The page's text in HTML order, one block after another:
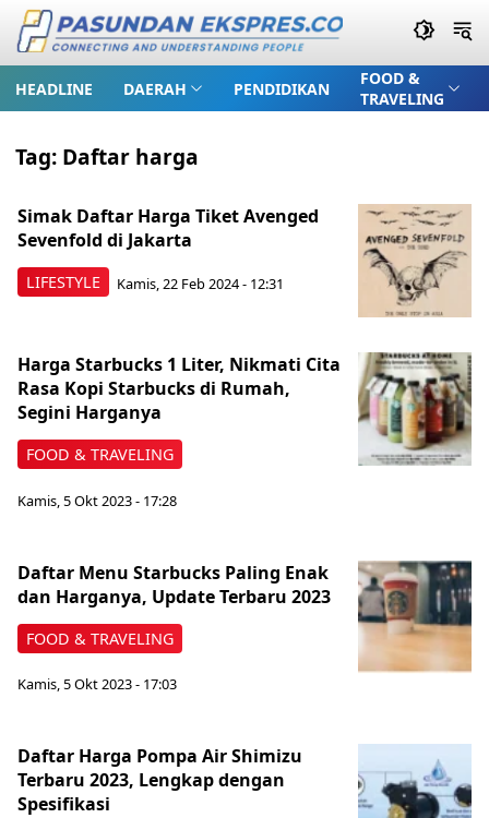
HEADLINE DAERAH PENDIDIKAN
FOOD &
TRAVELING
Tag: Daftar harga
LIFESTYLE
Simak Daftar Harga Tiket Avenged
Sevenfold di Jakarta
Kamis, 22 Feb 2024 - 12:31
FOOD & TRAVELING
Harga Starbucks 1 Liter, Nikmati Cita
Rasa Kopi Starbucks di Rumah,
Segini Harganya
Kamis, 5 Okt 2023 - 17:28
FOOD & TRAVELING
Daftar Menu Starbucks Paling Enak
dan Harganya, Update Terbaru 2023
Kamis, 5 Okt 2023 - 17:03
Daftar Harga Pompa Air Shimizu
Terbaru 2023, Lengkap dengan
Spesifikasi